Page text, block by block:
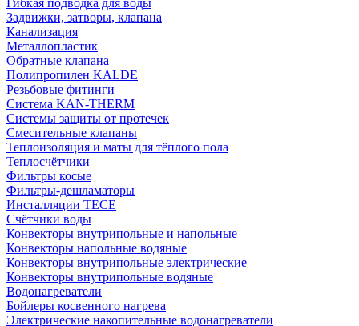
Гибкая подводка для воды
Задвижки, затворы, клапана
Канализация
Металлопластик
Обратные клапана
Полипропилен KALDE
Резьбовые фитинги
Система KAN-THERM
Системы защиты от протечек
Смесительные клапаны
Теплоизоляция и маты для тёплого пола
Теплосчётчики
Фильтры косые
Фильтры-дешламаторы
Инсталляции TECE
Счётчики воды
Конвекторы внутрипольные и напольные
Конвекторы напольные водяные
Конвекторы внутрипольные электрические
Конвекторы внутрипольные водяные
Водонагреватели
Бойлеры косвенного нагрева
Электрические накопительные водонагреватели